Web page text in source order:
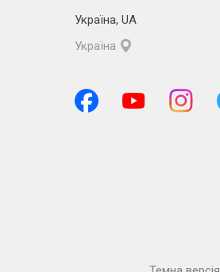
Україна, UA
Україна